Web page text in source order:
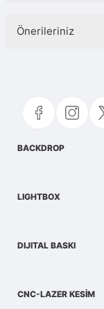
Önerileriniz
Görüş ve önerileriniz
Ürün resmi kalitesiz,
BACKDROP
LIGHTBOX
DIJITAL BASKI
CNC-LAZER KESİM